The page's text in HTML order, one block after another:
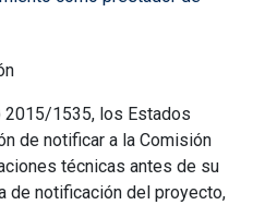
2015/1535, los Estados
de notificar a la Comisión
técnicas antes de su
de notificación del proyecto,